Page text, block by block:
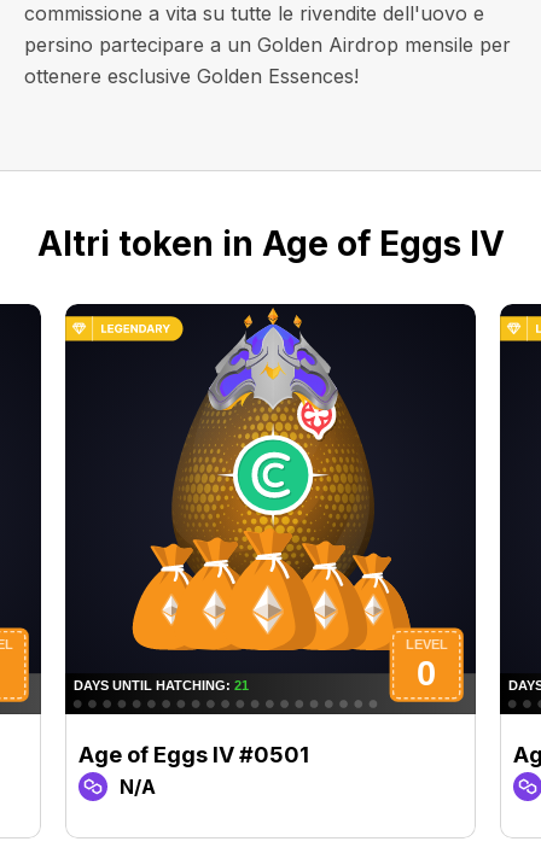
commissione a vita su tutte le rivendite dell'uovo e
persino partecipare a un Golden Airdrop mensile per
ottenere esclusive Golden Essences!
Altri token in Age of Eggs IV
Age of Eggs IV #0501
N/A